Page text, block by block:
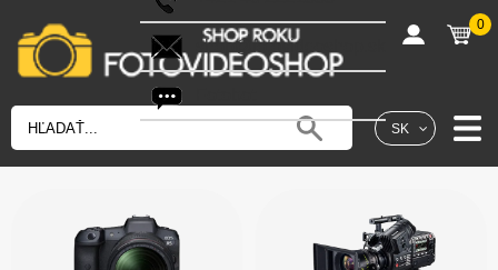
SK
shop@fotovideoshop.sk
0